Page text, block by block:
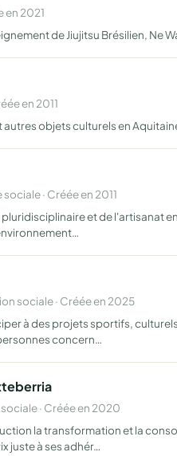
en 2021
de Jiujitsu Brésilien, Ne
en 2011
objets culturels en
· Créée en 2011
et de l'artisanat
sociale · Créée en 2025
à des projets sportifs,
concern…
sociale · Créée en 2020
la transformation et la
juste à ses adhér…